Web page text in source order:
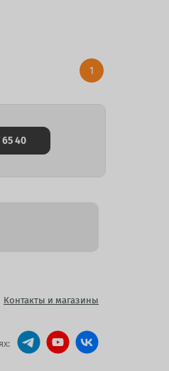
1
65 40
Контакты и магазины